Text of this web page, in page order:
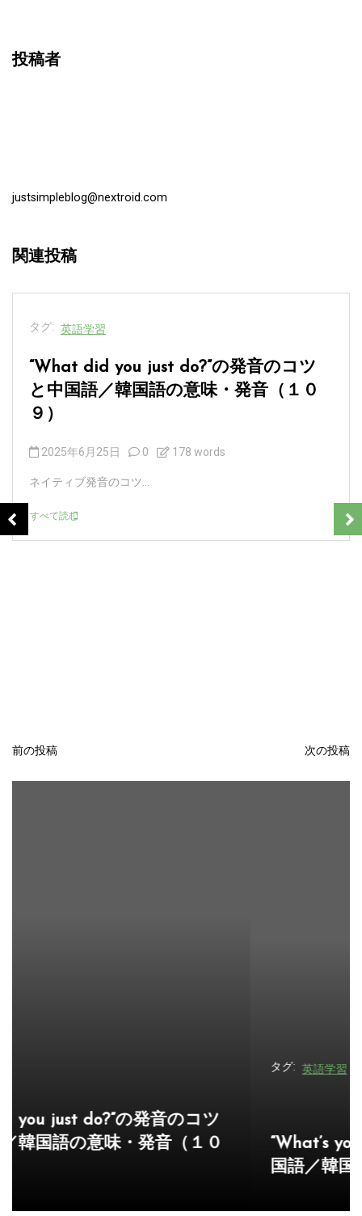
投稿者
justsimpleblog@nextroid.com
関連投稿
投
稿
前の投稿 次の投稿
“What’s your point.”の発音のコツと中
国語／韓国語の意味・発音（１０８）